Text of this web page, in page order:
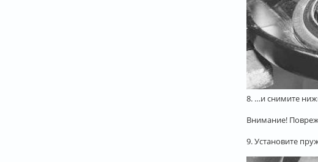
8. …и снимите
Внимание!
9. Установите